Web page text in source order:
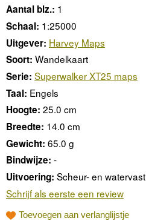
Aantal blz.: 1
Schaal: 1:25000
Uitgever: Harvey Maps
Soort: Wandelkaart
Serie: Superwalker XT25 maps
Taal: Engels
Hoogte: 25.0 cm
Breedte: 14.0 cm
Gewicht: 65.0 g
Bindwijze: -
Uitvoering: Scheur- en watervast
Schrijf als eerste een review
Toevoegen aan verlanglijstje